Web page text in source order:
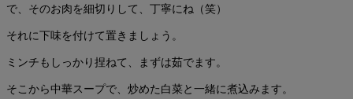
で、そのお肉を細切りして、丁寧にね（笑）
それに下味を付けて置きましょう。
ミンチもしっかり捏ねて、まずは茹でます。
そこから中華スープで、炒めた白菜と一緒に煮込みます。